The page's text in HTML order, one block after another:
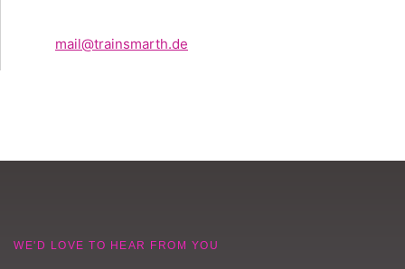
mail@trainsmarth.de
WE'D LOVE TO HEAR FROM YOU